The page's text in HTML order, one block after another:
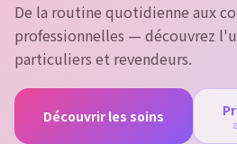
De la routine quotidienne aux
professionnelles — découvrez
particuliers et revendeurs.
Découvrir les soins
Cancel